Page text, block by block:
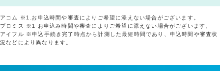
アコム ※1.お申込時間や審査によりご希望に添えない場合がございます。
プロミス ※1 お申込み時間や審査によりご希望に添えない場合がございます。
アイフル ※申込手続き完了時点から計測した最短時間であり、申込時間や審査状
況などにより異なります。